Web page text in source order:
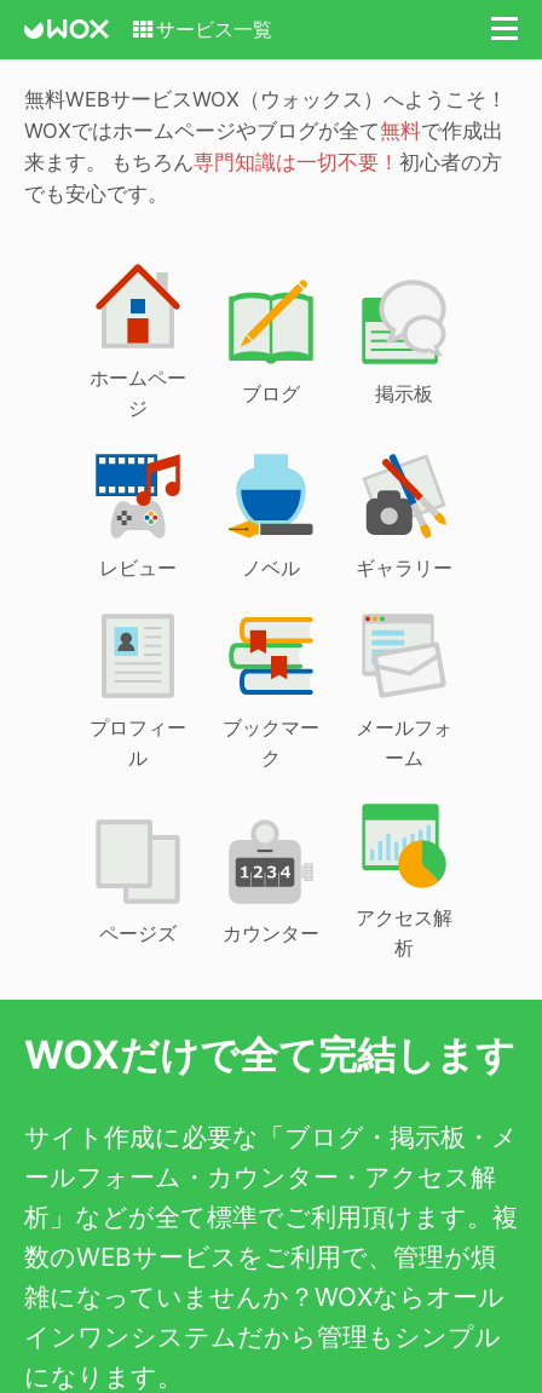
サービス一覧
無料WEBサービスWOX（ウォックス）へようこそ！
WOXではホームページやブログが全て無料で作成出
来ます。
もちろん専門知識は一切不要！ 初心者の方
でも安心です。
ホームペー
ジ
ブログ 掲示板
レビュー ノベル ギャラリー
プロフィー
ル
ブックマー
ク
メールフォ
ーム
ページズ カウンター
アクセス解
析
WOXだけで全て完結します
サイト作成に必要な「ブログ・掲示板・メ
ールフォーム・カウンター・アクセス解
析」などが全て標準でご利用頂けます。複
数のWEBサービスをご利用で、管理が煩
雑になっていませんか？WOXならオール
インワンシステムだから管理もシンプル
になります。